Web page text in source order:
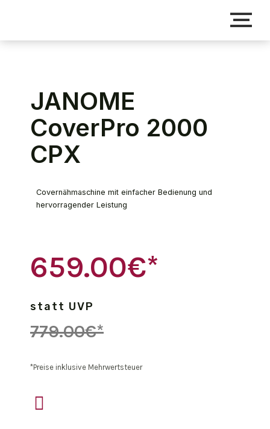
JANOME
CoverPro 2000
CPX
Covernähmaschine mit einfacher Bedienung und
hervorragender Leistung
659.00€*
statt UVP
779.00€*
*Preise inklusive Mehrwertsteuer